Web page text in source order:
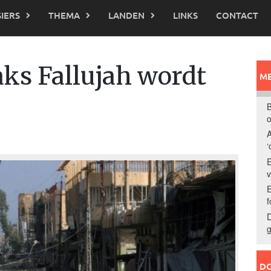
THEMA LANDEN LINKS CONTACT
Fallujah wordt